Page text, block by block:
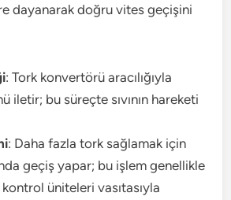
dayanarak doğru vites geçişini
: Tork konvertörü aracılığıyla
iletir; bu süreçte sıvının hareketi
: Daha fazla tork sağlamak için
geçiş yapar; bu işlem genellikle
üniteleri vasıtasıyla